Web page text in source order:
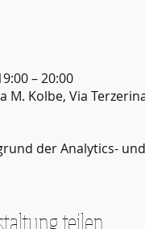
– 20:00
M. Kolbe, Via
der Analytics-
teilen